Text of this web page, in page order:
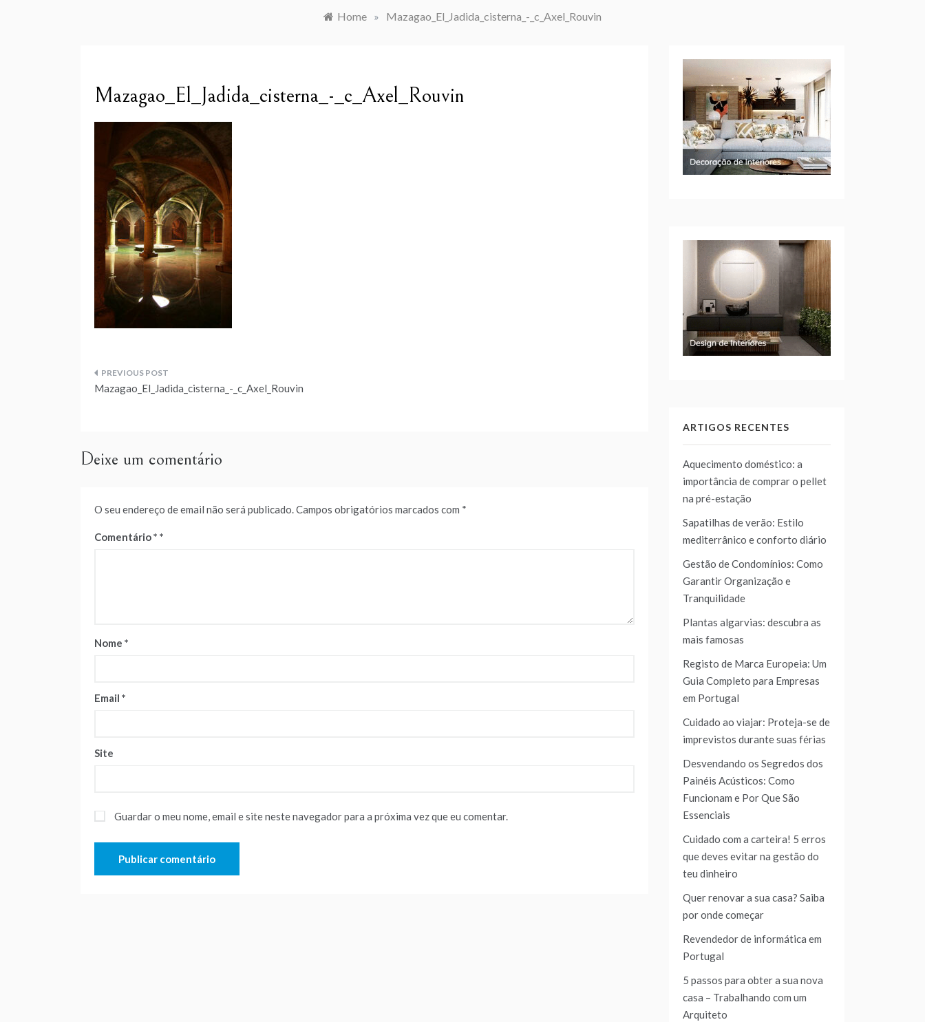
Home » Mazagao_El_Jadida_cisterna_-_c_Axel_Rouvin
Mazagao_El_Jadida_cisterna_-_c_Axel_Rouvin
Navegação
Mazagao_El_Jadida_cisterna_-_c_Axel_Rouvin
Deixe um comentário
O seu endereço de email não será publicado.Campos obrigatórios marcados com *
Comentário*
Nome *
Email *
Site
Guardar o meu nome, email e site neste navegador para a próxima vez que eu comentar.
ARTIGOS RECENTES
Aquecimento doméstico: a
importância de comprar o pellet
na pré-estação
Sapatilhas de verão: Estilo
mediterrânico e conforto diário
Gestão de Condomínios: Como
Garantir Organização e
Tranquilidade
Plantas algarvias: descubra as
mais famosas
Registo de Marca Europeia: Um
Guia Completo para Empresas
em Portugal
Cuidado ao viajar: Proteja-se de
imprevistos durante suas férias
Desvendando os Segredos dos
Painéis Acústicos: Como
Funcionam e Por Que São
Essenciais
Cuidado com a carteira! 5 erros
que deves evitar na gestão do
teu dinheiro
Quer renovar a sua casa? Saiba
por onde começar
Revendedor de informática em
Portugal
5 passos para obter a sua nova
casa – Trabalhando com um
Arquiteto